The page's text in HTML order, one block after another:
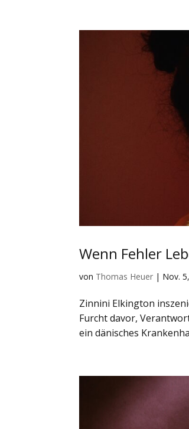
Wenn Fehler
von Thomas Heuer | Nov.
Zinnini Elkington
Furcht davor,
ein dänisches